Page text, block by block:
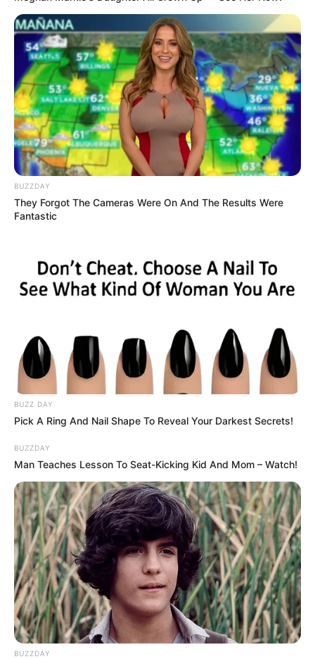
Bikin Ngakak, 10 Potret
Cosplay Murah Pakai Bahan
Seadanya
Versi Warga Thailand
Langka Banget! 10 Pose Lucu
Katak yang Bikin Ketawa
Gemes
Ambyar! 10 Kalimat Baper
Pakai Bahasa Jawa Ini Bikin
Galau Abis
BUZZDAY
They Forgot The Cameras Were On And The Results Were
Fantastic
BUZZ DAY
Pick A Ring And Nail Shape To Reveal Your Darkest Secrets!
BUZZDAY
Man Teaches Lesson To Seat-Kicking Kid And Mom – Watch!
BUZZDAY